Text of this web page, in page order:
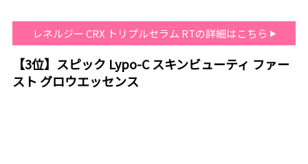
レネルジー CRX トリプルセラム RTの詳細はこちら
【3位】スピック Lypo-C スキンビューティ ファー
スト グロウエッセンス